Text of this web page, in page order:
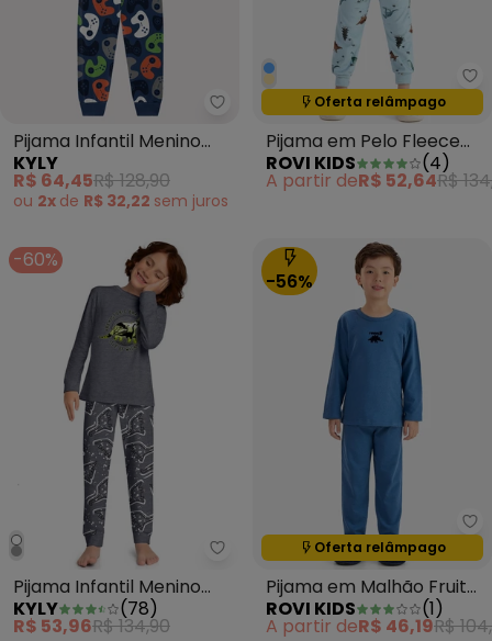
Kyly - Pijama Infantil Menino
Pijama Infantil Menino
Dinossauro Azul
KYLY
R$ 64,45R$ 128,90
ou 2x de R$ 32,22 sem juros
Oferta relâmpago
Termina em:09:28:44
Pijama em Pelo Fleece
Azul
ROVI KIDS (4)
A partir deR$ 52,64R$
-60%
Kyly - Pijama Infantil Menino
Pijama Infantil Menino
Brilha no Escuro Cinza
KYLY (78)
R$ 53,96R$ 134,90
-56%
Oferta relâmpago
Termina em:09:28:44
Pijama em Malhão Fruit
Azul
ROVI KIDS (1)
A partir deR$ 46,19R$